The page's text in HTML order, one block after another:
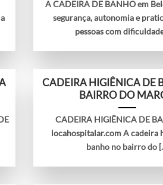
A CADEIRA DE BANHO em
segurança, autonomia e
pessoas com
CADEIRA HIGIÊNICA DE
BAIRRO DO
CADEIRA HIGIÊNICA DE
locahospitalar.com A cadeira
banho no bairro do